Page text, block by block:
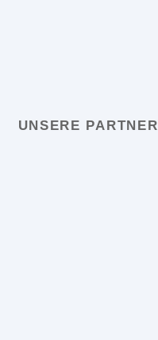
UNSERE PARTNER